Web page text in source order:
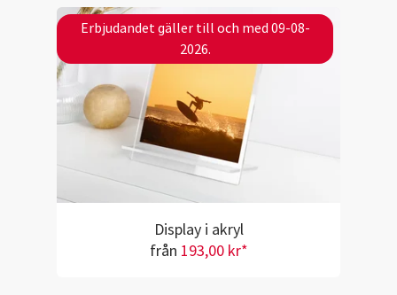
Erbjudandet gäller till och med 09-08-
2026.
Display i akryl
från 193,00 kr*